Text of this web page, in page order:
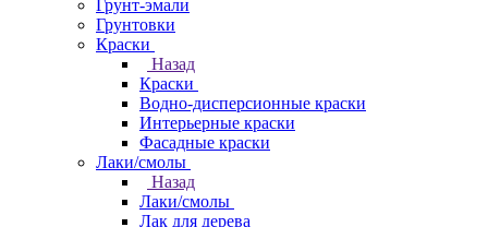
Грунт-эмали
Грунтовки
Краски
Назад
Краски
Водно-дисперсионные краски
Интерьерные краски
Фасадные краски
Лаки/смолы
Назад
Лаки/смолы
Лак для дерева